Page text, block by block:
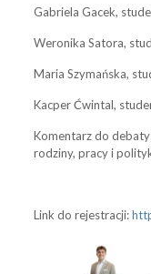
Gabriela Gacek,
Weronika Satora,
Maria Szymańska,
Kacper Ćwintal,
Komentarz do
rodziny, pracy i
Link do rejestracji: